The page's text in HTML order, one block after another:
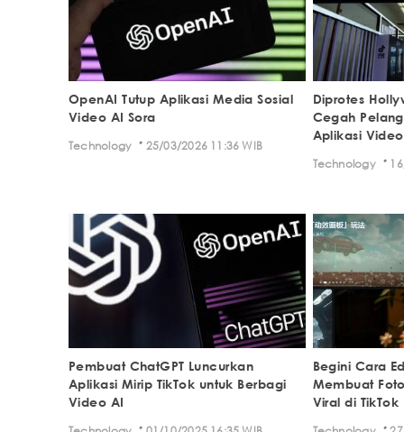
OpenAI Tutup Aplikasi Media Sosial
Video AI Sora
Technology · 25/03/2026 11:36 WIB
Diprotes
Cegah
Aplikasi
Technology ·
Pembuat ChatGPT Luncurkan
Aplikasi Mirip TikTok untuk Berbagi
Video AI
·
Begini Cara
Membuat
Viral di TikTok
·